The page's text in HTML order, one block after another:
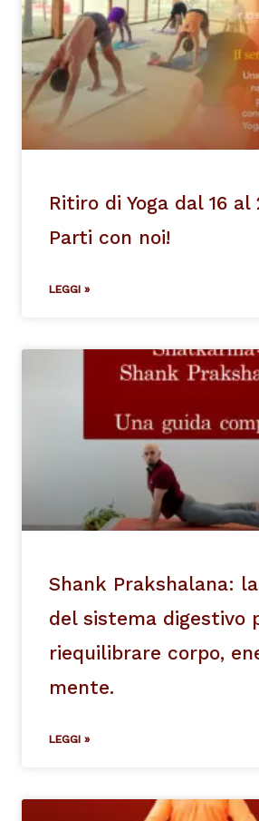
Ritiro di Yoga dal 16 al
Parti con noi!
LEGGI »
Shank Prakshalana:
del sistema digestivo
riequilibrare corpo,
mente.
LEGGI »